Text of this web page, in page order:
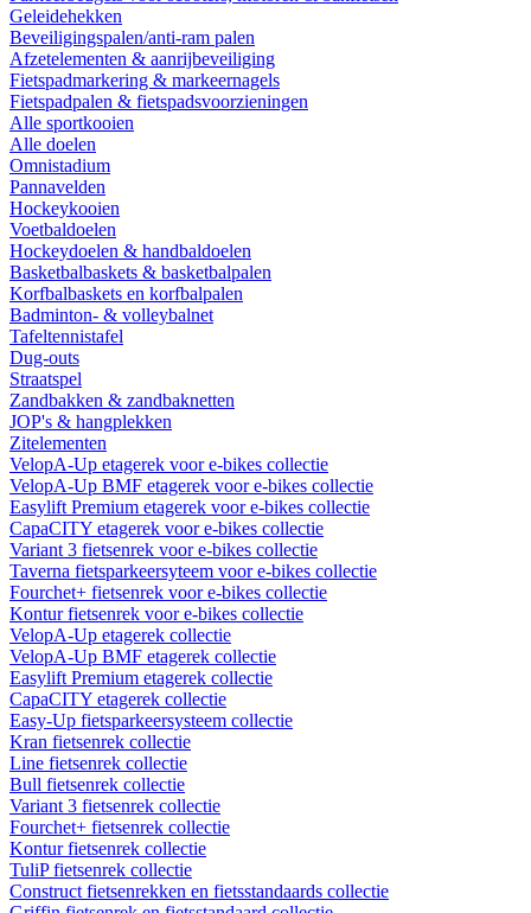
Geleidehekken
Beveiligingspalen/anti-ram palen
Afzetelementen & aanrijbeveiliging
Fietspadmarkering & markeernagels
Fietspadpalen & fietspadsvoorzieningen
Alle sportkooien
Alle doelen
Omnistadium
Pannavelden
Hockeykooien
Voetbaldoelen
Hockeydoelen & handbaldoelen
Basketbalbaskets & basketbalpalen
Korfbalbaskets en korfbalpalen
Badminton- & volleybalnet
Tafeltennistafel
Dug-outs
Straatspel
Zandbakken & zandbaknetten
JOP's & hangplekken
Zitelementen
VelopA-Up etagerek voor e-bikes collectie
VelopA-Up BMF etagerek voor e-bikes collectie
Easylift Premium etagerek voor e-bikes collectie
CapaCITY etagerek voor e-bikes collectie
Variant 3 fietsenrek voor e-bikes collectie
Taverna fietsparkeersyteem voor e-bikes collectie
Fourchet+ fietsenrek voor e-bikes collectie
Kontur fietsenrek voor e-bikes collectie
VelopA-Up etagerek collectie
VelopA-Up BMF etagerek collectie
Easylift Premium etagerek collectie
CapaCITY etagerek collectie
Easy-Up fietsparkeersysteem collectie
Kran fietsenrek collectie
Line fietsenrek collectie
Bull fietsenrek collectie
Variant 3 fietsenrek collectie
Fourchet+ fietsenrek collectie
Kontur fietsenrek collectie
TuliP fietsenrek collectie
Construct fietsenrekken en fietsstandaards collectie